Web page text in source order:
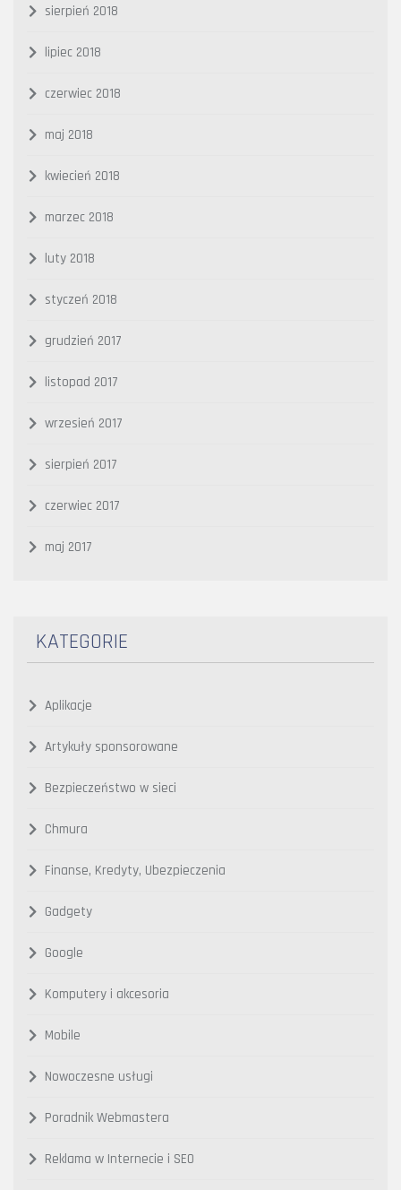
sierpień 2018
lipiec 2018
czerwiec 2018
maj 2018
kwiecień 2018
marzec 2018
luty 2018
styczeń 2018
grudzień 2017
listopad 2017
wrzesień 2017
sierpień 2017
czerwiec 2017
maj 2017
KATEGORIE
Aplikacje
Artykuły sponsorowane
Bezpieczeństwo w sieci
Chmura
Finanse, Kredyty, Ubezpieczenia
Gadgety
Google
Komputery i akcesoria
Mobile
Nowoczesne usługi
Poradnik Webmastera
Reklama w Internecie i SEO